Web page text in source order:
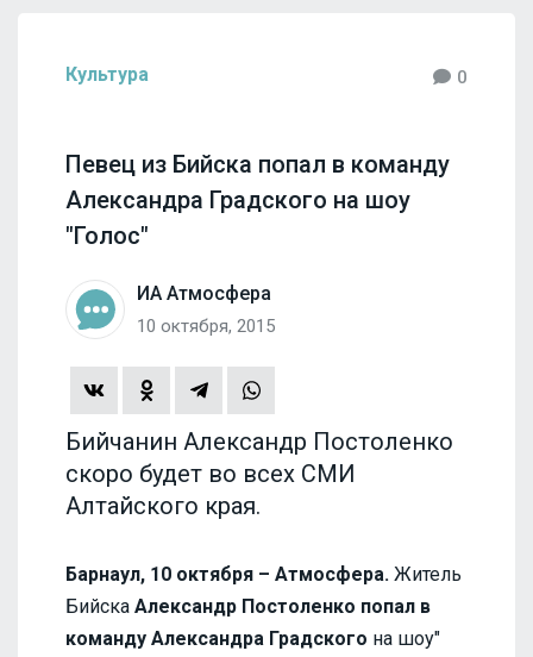
Культура 0
Певец из Бийска попал в команду
Александра Градского на шоу
"Голос"
ИА Атмосфера
10 октября, 2015
Бийчанин Александр Постоленко
скоро будет во всех СМИ
Алтайского края.
Барнаул, 10 октября – Атмосфера. Житель
Бийска Александр Постоленко попал в
команду Александра Градского на шоу"